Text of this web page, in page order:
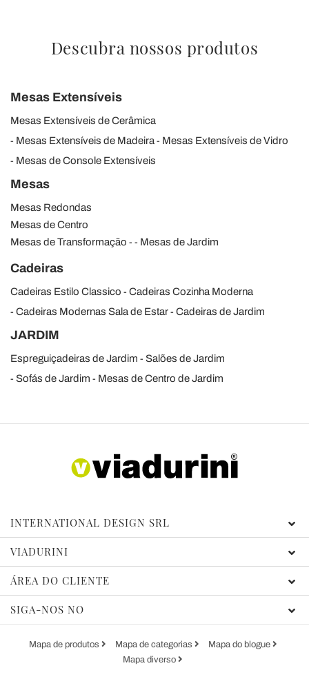
Descubra nossos produtos
Mesas Extensíveis
Mesas Extensíveis de Cerâmica
Mesas Extensíveis de Madeira
Mesas Extensíveis de Vidro
Mesas de Console Extensíveis
Mesas
Mesas Redondas
Mesas de Centro
Mesas de Transformação
Mesas de Jardim
Cadeiras
Cadeiras Estilo Classico
Cadeiras Cozinha Moderna
Cadeiras Modernas Sala de Estar
Cadeiras de Jardim
JARDIM
Espreguiçadeiras de Jardim
Salões de Jardim
Sofás de Jardim
Mesas de Centro de Jardim
INTERNATIONAL DESIGN SRL
VIADURINI
ÁREA DO CLIENTE
SIGA-NOS NO
Mapa de produtos Mapa de categorias
Mapa do blogue
Mapa diverso